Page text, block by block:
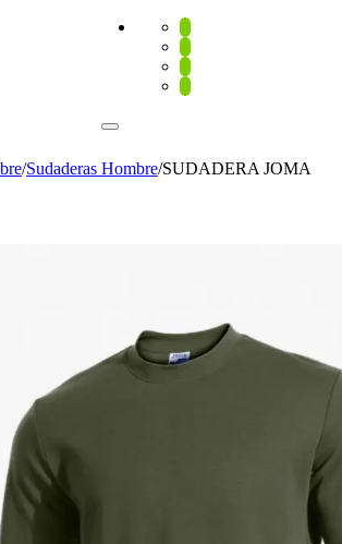
/Sudaderas Hombre/SUDADERA JOMA